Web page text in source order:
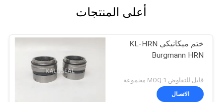
أعلى المنتجات
ختم ميكانيكي KL-HRN
Burgmann HRN
قابل للتفاوض MOQ:1 مجموعة
الاتصال